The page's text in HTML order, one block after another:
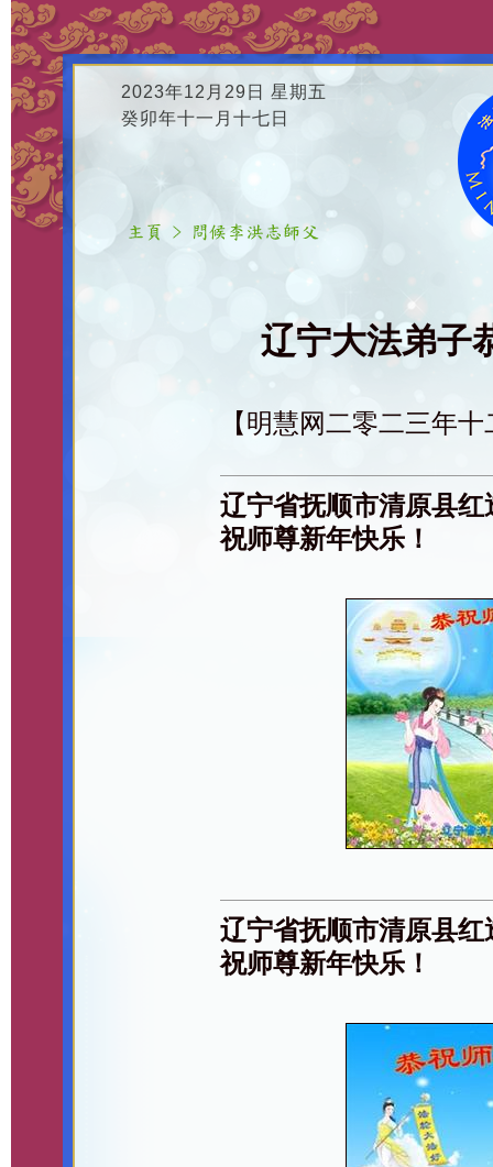
2023年12月29日 星期五
癸卯年十一月十七日
辽宁大法弟子
【明慧网二零二三年
辽宁省抚顺市清原县
祝师尊新年快乐！
辽宁省抚顺市清原县
祝师尊新年快乐！